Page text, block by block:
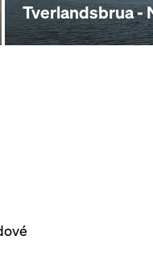
Tverlandsbrua -